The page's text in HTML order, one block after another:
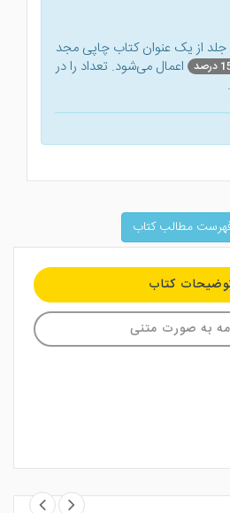
جلد از یک عنوان کتاب‌ چاپی مجد
اعمال می‌شود. تعداد را در
فهرست مطالب کتاب
کتاب
به صورت متنی